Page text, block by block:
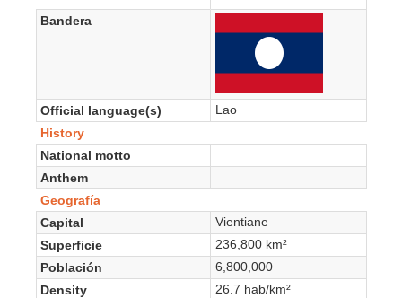
Bandera
Official language(s)
Lao
History
National motto
Anthem
Geografía
Capital
Vientiane
Superficie
236,800 km²
Población
6,800,000
Density
26.7 hab/km²